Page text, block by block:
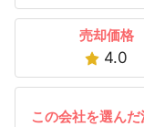
売却価格
4.0
この会社を選ん